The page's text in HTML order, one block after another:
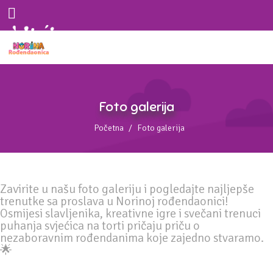
Foto galerija
Početna Foto galerija
Zavirite u našu foto galeriju i pogledajte najljepše
trenutke sa proslava u Norinoj rođendaonici!
Osmijesi slavljenika, kreativne igre i svečani trenuci
puhanja svjećica na torti pričaju priču o
nezaboravnim rođendanima koje zajedno stvaramo.
🌟